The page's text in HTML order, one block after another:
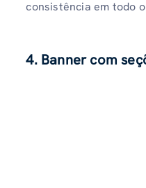
consistência em todo
4. Banner com